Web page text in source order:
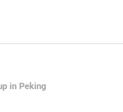
in Peking